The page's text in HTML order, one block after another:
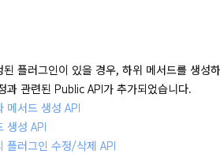
된 플러그인이 있을 경우, 하위 메서드를 생성
과 관련된 Public API가 추가되었습니다.
메서드 생성 API
생성 API
플러그인 수정/삭제 API